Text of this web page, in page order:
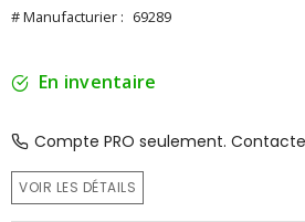
# Manufacturier : 69289
En inventaire
Compte PRO seulement.
VOIR LES DÉTAILS